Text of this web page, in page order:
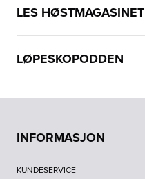
LES HØSTMAGASINET
LØPESKOPODDEN
INFORMASJON
KUNDESERVICE